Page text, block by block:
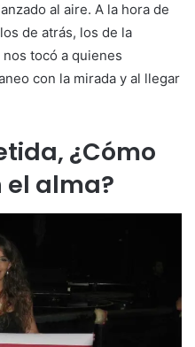
al aire. A la hora de
de atrás, los de la
tocó a quienes
con la mirada y al llegar
¿Cómo
el alma?